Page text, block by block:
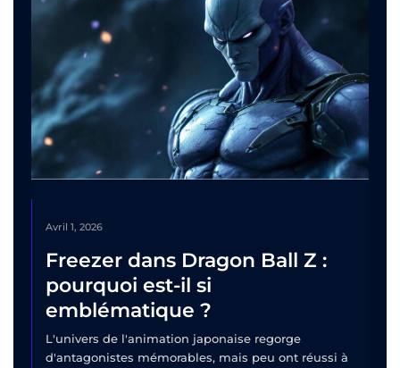
Avril 1, 2026
Freezer dans Dragon Ball Z :
pourquoi est-il si
emblématique ?
L'univers de l'animation japonaise regorge
d'antagonistes mémorables, mais peu ont réussi à